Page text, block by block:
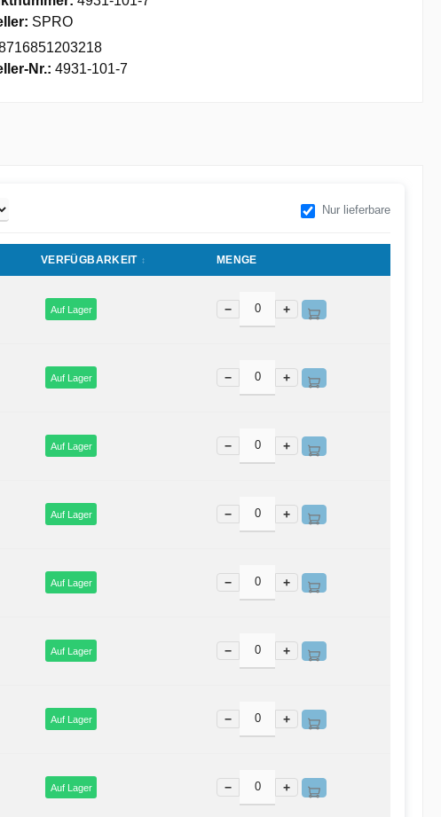
SPRO
Nr.: 4931-101-7
Nur lieferbare
VERFÜGBARKEIT MENGE
Auf Lager − +
Auf Lager − +
Auf Lager − +
Auf Lager − +
Auf Lager − +
Auf Lager − +
Auf Lager − +
Auf Lager − +